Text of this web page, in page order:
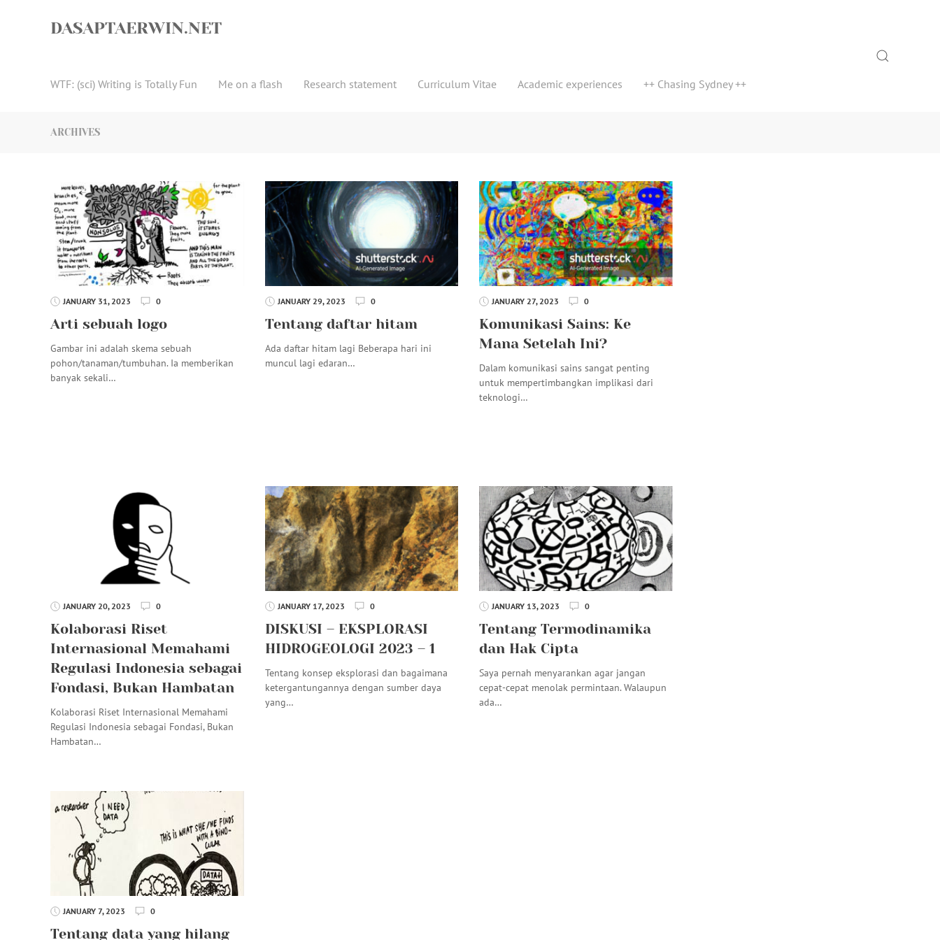
DASAPTAERWIN.NET
WTF: (sci) Writing is Totally Fun Me on a flash Research statement Curriculum Vitae Academic experiences ++ Chasing Sydney ++
Search
ARCHIVES
JANUARY 31, 2023 0
Arti sebuah logo
Gambar ini adalah skema sebuah
pohon/tanaman/tumbuhan. Ia memberikan
banyak sekali…
JANUARY 29, 2023 0
Tentang daftar hitam
Ada daftar hitam lagi Beberapa hari ini
muncul lagi edaran…
JANUARY 27, 2023 0
Komunikasi Sains: Ke
Mana Setelah Ini?
Dalam komunikasi sains sangat penting
untuk mempertimbangkan implikasi dari
teknologi…
JANUARY 20, 2023 0
Kolaborasi Riset
Internasional Memahami
Regulasi Indonesia sebagai
Fondasi, Bukan Hambatan
Kolaborasi Riset Internasional Memahami
Regulasi Indonesia sebagai Fondasi, Bukan
Hambatan…
JANUARY 17, 2023 0
DISKUSI – EKSPLORASI
HIDROGEOLOGI 2023 – 1
Tentang konsep eksplorasi dan bagaimana
ketergantungannya dengan sumber daya
yang…
JANUARY 13, 2023 0
Tentang Termodinamika
dan Hak Cipta
Saya pernah menyarankan agar jangan
cepat-cepat menolak permintaan. Walaupun
ada…
JANUARY 7, 2023 0
Tentang data yang hilang